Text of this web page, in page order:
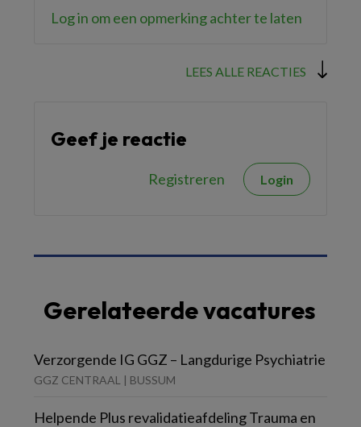
Log in om een opmerking achter te laten
LEES ALLE REACTIES
Geef je reactie
Registreren Login
Gerelateerde vacatures
Verzorgende IG GGZ – Langdurige Psychiatrie
GGZ CENTRAAL | BUSSUM
Helpende Plus revalidatieafdeling Trauma en